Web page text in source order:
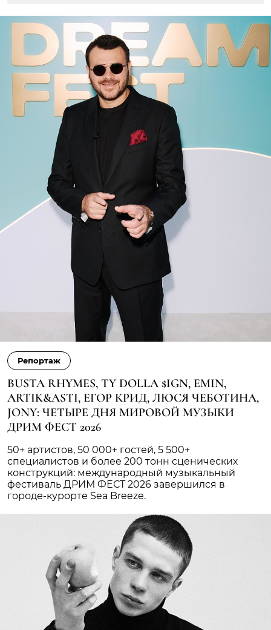
Репортаж
BUSTA RHYMES, TY DOLLA $IGN, EMIN,
ARTIK&ASTI, ЕГОР КРИД, ЛЮСЯ ЧЕБОТИНА,
JONY: ЧЕТЫРЕ ДНЯ МИРОВОЙ МУЗЫКИ
ДРИМ ФЕСТ 2026
50+ артистов, 50 000+ гостей, 5 500+
специалистов и более 200 тонн сценических
конструкций: международный музыкальный
фестиваль ДРИМ ФЕСТ 2026 завершился в
городе-курорте Sea Breeze.